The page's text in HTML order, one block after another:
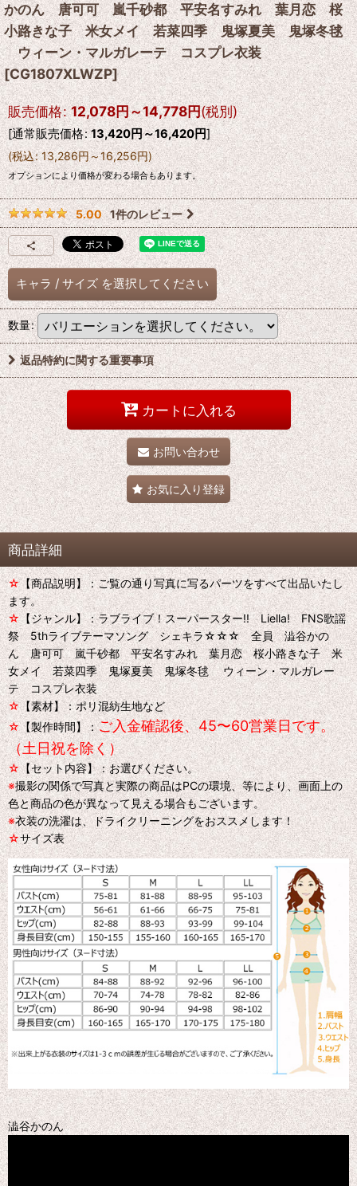
かのん 唐可可 嵐千砂都 平安名すみれ 葉月恋 桜
小路きな子 米女メイ 若菜四季 鬼塚夏美 鬼塚冬毬
ウィーン・マルガレーテ コスプレ衣装
[CG1807XLWZP]
販売価格: 12,078円～14,778円(税別)
[通常販売価格: 13,420円～16,420円]
(税込: 13,286円～16,256円)
オプションにより価格が変わる場合もあります。
5.00 1件のレビュー
キャラ / サイズ を選択してください
数量:
返品特約に関する重要事項
カートに入れる
お問い合わせ
お気に入り登録
商品詳細
☆【商品説明】：ご覧の通り写真に写るパーツをすべて出品いたし
ます。
☆【ジャンル】：ラブライブ！スーパースター!! Liella! FNS歌謡
祭 5thライブテーマソング シェキラ☆☆☆ 全員 澁谷かの
ん 唐可可 嵐千砂都 平安名すみれ 葉月恋 桜小路きな子 米
女メイ 若菜四季 鬼塚夏美 鬼塚冬毬 ウィーン・マルガレー
テ コスプレ衣装
☆【素材】：ポリ混紡生地など
☆【製作時間】：ご入金確認後、45〜60営業日です。
（土日祝を除く）
☆【セット内容】：お選びください。
※撮影の関係で写真と実際の商品はPCの環境、等により、画面上の
色と商品の色が異なって見える場合もございます。
※衣装の洗濯は、ドライクリーニングをおススメします！
☆サイズ表
澁谷かのん